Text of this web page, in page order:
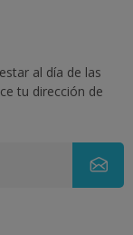
al día de las
tu dirección de